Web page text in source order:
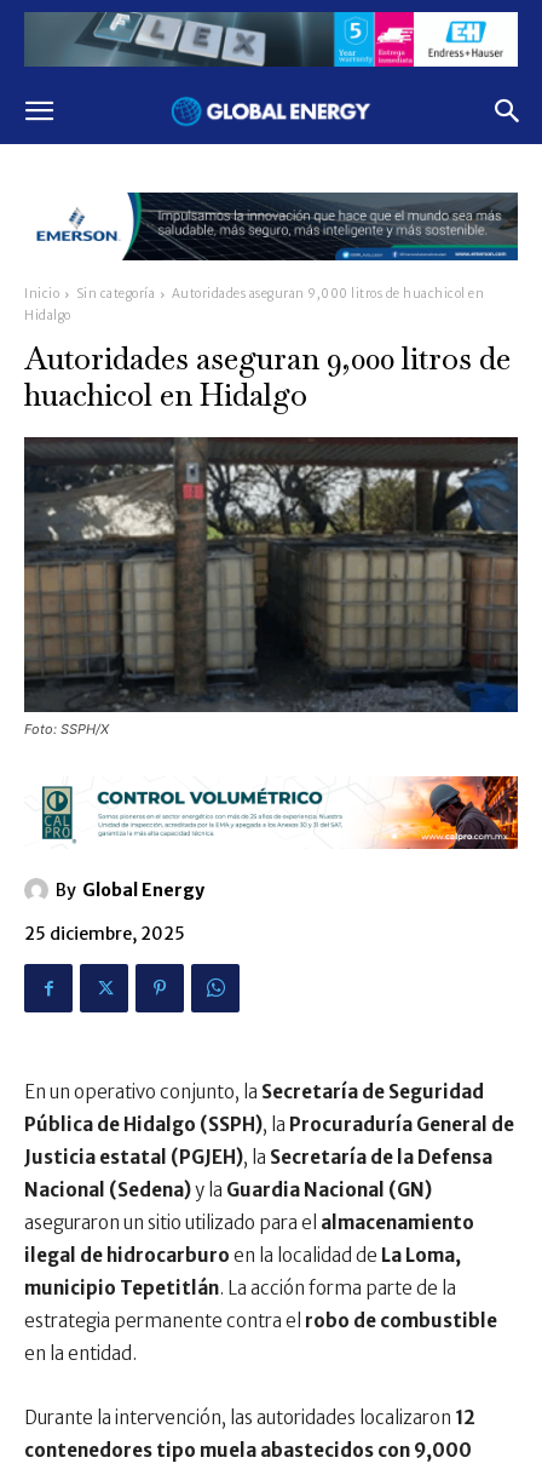
Inicio Sin categoría
Autoridades aseguran 9,000 litros de huachicol en
Hidalgo
Autoridades aseguran 9,000 litros de
huachicol en Hidalgo
Foto: SSPH/X
By Global Energy
25 diciembre, 2025
En un operativo conjunto, la Secretaría de Seguridad
Pública de Hidalgo (SSPH), la Procuraduría General de
Justicia estatal (PGJEH), la Secretaría de la Defensa
Nacional (Sedena)y la Guardia Nacional (GN)
aseguraron un sitio utilizado para el almacenamiento
ilegal de hidrocarburo en la localidad de La Loma,
municipio Tepetitlán. La acción forma parte de la
estrategia permanente contra el robo de combustible
en la entidad.
Durante la intervención, las autoridades localizaron 12
contenedores tipo muela abastecidos con 9,000